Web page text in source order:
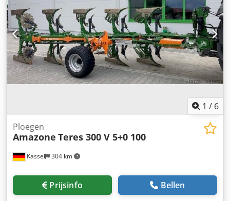
1 / 6
Kassel 304 km
Ploegen
Amazone Teres 300 V 5+0 100
Prijsinfo Bellen